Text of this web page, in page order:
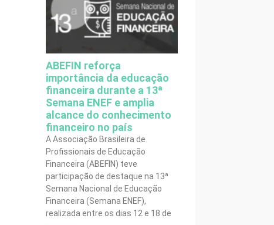
ABEFIN reforça
importância da educação
financeira durante a 13ª
Semana ENEF e amplia
alcance do conhecimento
financeiro no país
A Associação Brasileira de
Profissionais de Educação
Financeira (ABEFIN) teve
participação de destaque na 13ª
Semana Nacional de Educação
Financeira (Semana ENEF),
realizada entre os dias 12 e 18 de